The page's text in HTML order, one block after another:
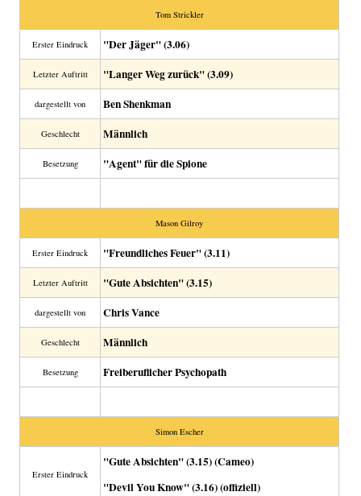
Tom Strickler
Erster Eindruck "Der Jäger" (3.06)
Letzter Auftritt "Langer Weg zurück" (3.09)
dargestellt von Ben Shenkman
Geschlecht Männlich
Besetzung "Agent" für die Spione
Mason Gilroy
Erster Eindruck "Freundliches Feuer" (3.11)
Letzter Auftritt "Gute Absichten" (3.15)
dargestellt von Chris Vance
Geschlecht Männlich
Besetzung Freiberuflicher Psychopath
Simon Escher
Erster Eindruck
"Gute Absichten" (3.15) (Cameo)
"Devil You Know" (3.16) (offiziell)